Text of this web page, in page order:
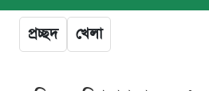
প্রচ্ছদ খেলা